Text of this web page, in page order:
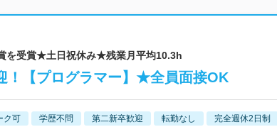
を受賞★土日祝休み★残業月平均10.3h
！【プログラマー】★全員面接OK
ク可 学歴不問 第二新卒歓迎 転勤なし 完全週休2日制